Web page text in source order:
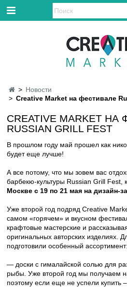
Новости
Creative Market на фестивале
CREATIVE MARKET
RUSSIAN GRILL FEST
В прошлом году май прошел как
будет еще лучше!
А все потому, что мы зовем вас
барбекю-культуры Russian Grill Fest,
Москве с 19 по 21 мая на дизайн-
Уже второй год подряд Creative
самом «горячем» и вкусном
крафтовые мастерские и
оригинальных авторских изделиях.
подготовили особенный ассортимент:
— доски с гималайской солью для
рыбы. Уже второй год мы получаем
поэтому если еще не успели купить